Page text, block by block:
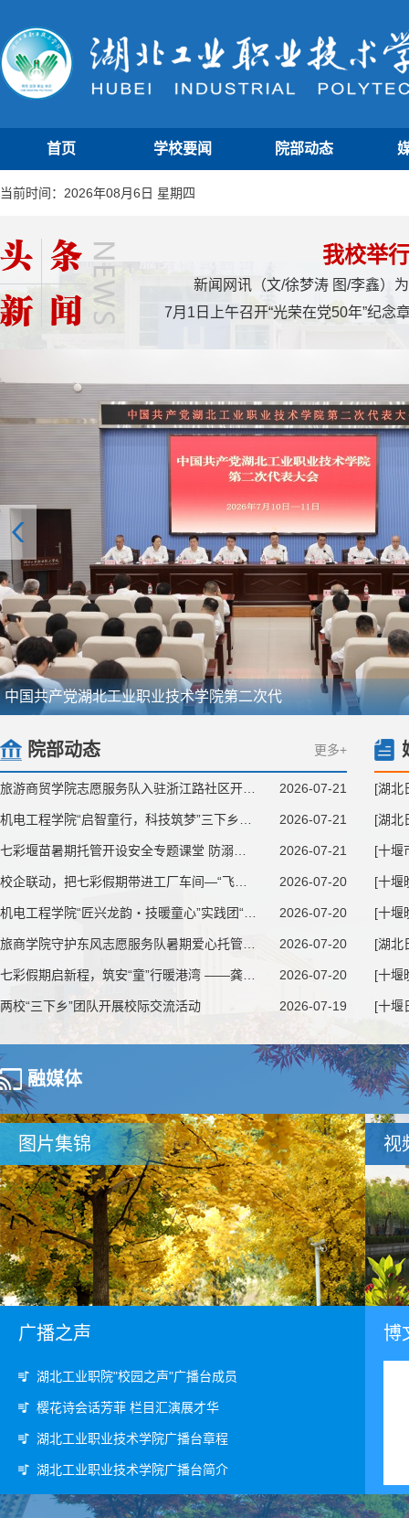
首页 学校要闻 院部动态
当前时间：2026年08月6日 星期四
我校举
新闻网讯（文/徐梦涛 图/李鑫）
7月1日上午召开“光荣在党50年”纪念
我校师生集中收看庆祝中国共产党成立105
院部动态 更多+
2026-07-21
2026-07-21
2026-07-21
2026-07-20
2026-07-20
2026-07-20
2026-07-20
两校“三下乡”团队开展校际交流活动 2026-07-19
融媒体
图片集锦 视
广播之声
湖北工业职院"校园之声"广播台成员
樱花诗会话芳菲 栏目汇演展才华
湖北工业职业技术学院广播台章程
湖北工业职业技术学院广播台简介
博